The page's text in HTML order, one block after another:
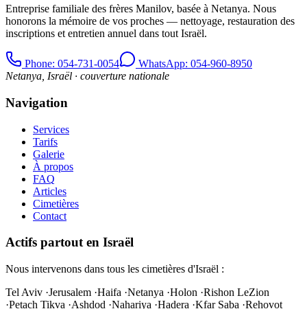
Entreprise familiale des frères Manilov, basée à Netanya. Nous
honorons la mémoire de vos proches — nettoyage, restauration des
inscriptions et entretien annuel dans tout Israël.
Phone: 054-731-0054
WhatsApp: 054-960-8950
Netanya, Israël · couverture nationale
Navigation
Services
Tarifs
Galerie
À propos
FAQ
Articles
Cimetières
Contact
Actifs partout en Israël
Nous intervenons dans tous les cimetières d'Israël :
Tel Aviv ·Jerusalem ·Haifa ·Netanya ·Holon ·Rishon LeZion
·Petach Tikva ·Ashdod ·Nahariya ·Hadera ·Kfar Saba ·Rehovot